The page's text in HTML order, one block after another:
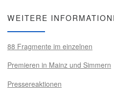
WEITERE
88 Fragmente im einzelnen
Premieren in Mainz und Simmern
Pressereaktionen